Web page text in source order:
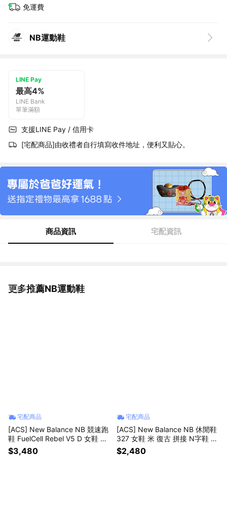
免運費
NB運動鞋
LINE Pay
最高4%
LINE Bank
單筆滿額
支援LINE Pay / 信用卡
[宅配商品]由收禮者自行填寫收件地址，便利又貼心。
商品資訊 宅配資訊
更多推薦NB運動鞋
看更多
宅配商品
[ACS] New Balance NB 競速跑
鞋 FuelCell Rebel V5 D 女鞋 寬
楦 灰 運動鞋 WFCX906-D
$3,480
宅配商品
[ACS] New Balance NB 休閒鞋
327 女鞋 米 復古 拼接 N字鞋 紐
巴倫 W327SUC-B
$2,480